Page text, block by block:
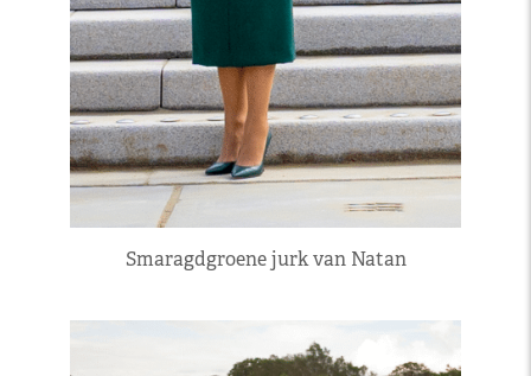
Smaragdgroene jurk van Natan